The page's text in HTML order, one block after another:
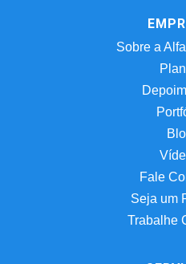
Sobre a
Fale
Seja um
Trabalhe